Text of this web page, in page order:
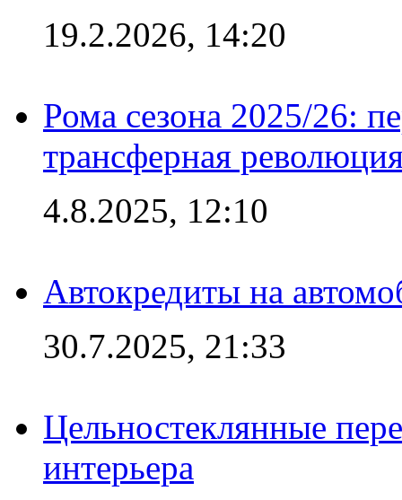
19.2.2026, 14:20
Рома сезона 2025/26:
трансферная
4.8.2025, 12:10
Автокредиты на
30.7.2025, 21:33
Цельностеклянные
интерьера